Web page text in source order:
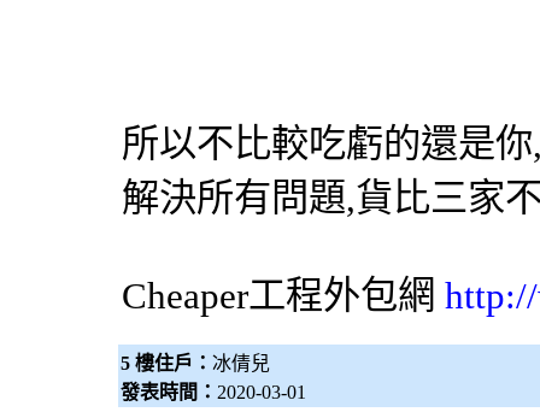
所以不比較吃虧的還是
解決所有問題,貨比三家
Cheaper工程外包網
5 樓住戶： 冰倩兒
發表時間： 2020-03-01